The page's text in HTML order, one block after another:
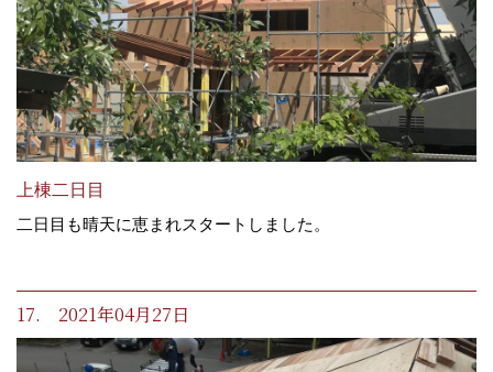
上棟二日目
二日目も晴天に恵まれスタートしました。
17. 2021年04月27日